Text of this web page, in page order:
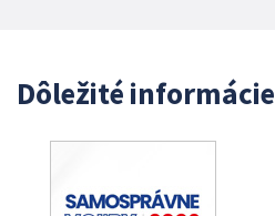
Dôležité informácie